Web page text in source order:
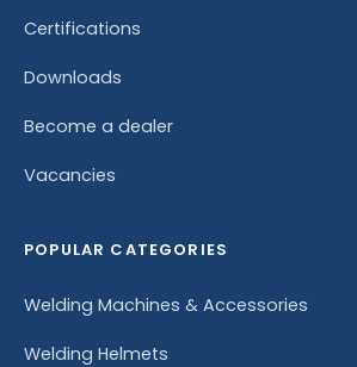
Certifications
Downloads
Become a dealer
Vacancies
POPULAR CATEGORIES
Welding Machines & Accessories
Welding Helmets